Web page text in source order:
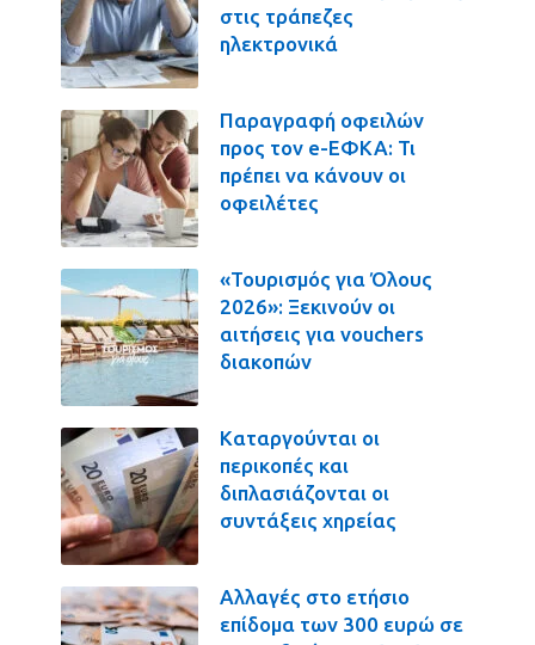
στις τράπεζες
ηλεκτρονικά
Παραγραφή οφειλών
προς τον e-ΕΦΚΑ: Τι
πρέπει να κάνουν οι
οφειλέτες
«Τουρισμός για Όλους
2026»: Ξεκινούν οι
αιτήσεις για vouchers
διακοπών
Καταργούνται οι
περικοπές και
διπλασιάζονται οι
συντάξεις χηρείας
Αλλαγές στο ετήσιο
επίδομα των 300 ευρώ σε